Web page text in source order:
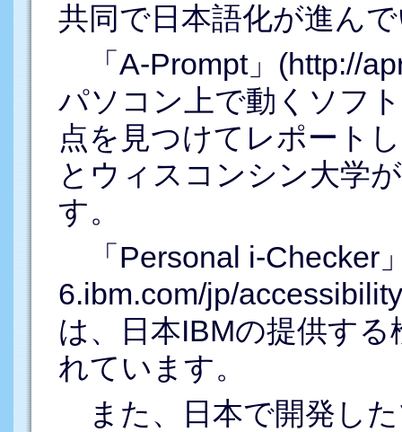
共同で日本語化が進ん
「A-Prompt」(http://
パソコン上で動くソフ
点を見つけてレポート
とウィスコンシン大学
す。
「Personal i-Checker
6.ibm.com/jp/
は、日本IBMの提供す
れています。
また、日本で開発し